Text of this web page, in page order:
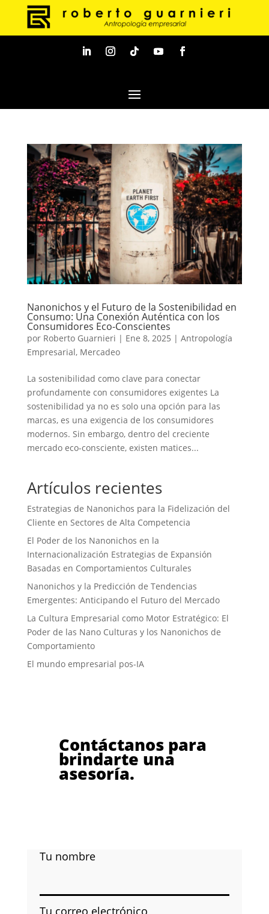
Nanonichos y el Futuro de la Sostenibilidad en
Consumo: Una Conexión Auténtica con los
Consumidores Eco-Conscientes
por Roberto Guarnieri | Ene 8, 2025 | Antropología
Empresarial, Mercadeo
La sostenibilidad como clave para conectar
profundamente con consumidores exigentes La
sostenibilidad ya no es solo una opción para las
marcas, es una exigencia de los consumidores
modernos. Sin embargo, dentro del creciente
mercado eco-consciente, existen matices...
Artículos recientes
Estrategias de Nanonichos para la Fidelización del
Cliente en Sectores de Alta Competencia
El Poder de los Nanonichos en la
Internacionalización Estrategias de Expansión
Basadas en Comportamientos Culturales
Nanonichos y la Predicción de Tendencias
Emergentes: Anticipando el Futuro del Mercado
La Cultura Empresarial como Motor Estratégico: El
Poder de las Nano Culturas y los Nanonichos de
Comportamiento
El mundo empresarial pos-IA
Contáctanos para
brindarte una
asesoría.
Tu nombre
Tu correo electrónico